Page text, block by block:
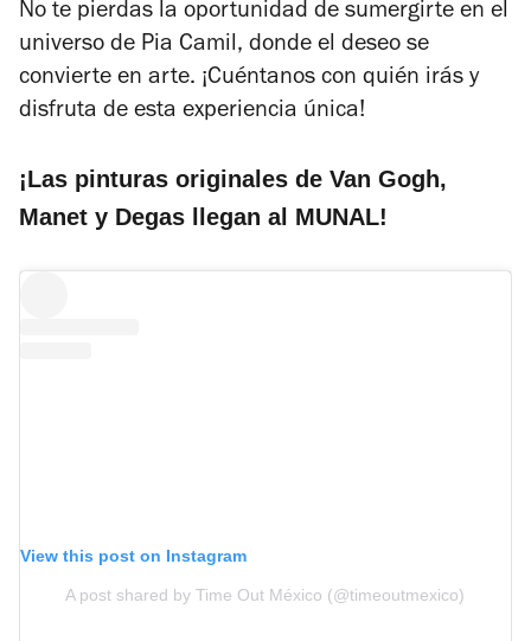
No te pierdas la oportunidad de sumergirte en el
universo de Pia Camil, donde el deseo se
convierte en arte. ¡Cuéntanos con quién irás y
disfruta de esta experiencia única!
¡Las pinturas originales de Van Gogh,
Manet y Degas llegan al MUNAL!
View this post on Instagram
A post shared by Time Out México (@timeoutmexico)